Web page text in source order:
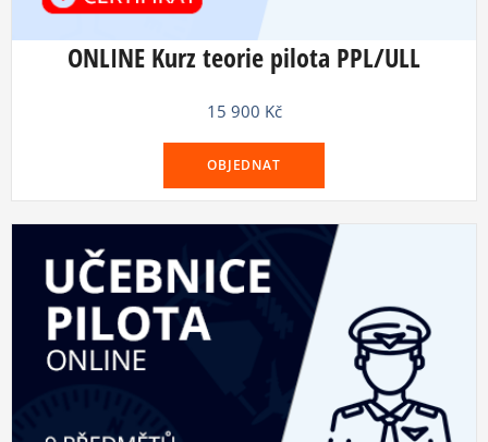
ONLINE Kurz teorie pilota PPL/ULL
15 900 Kč
OBJEDNAT